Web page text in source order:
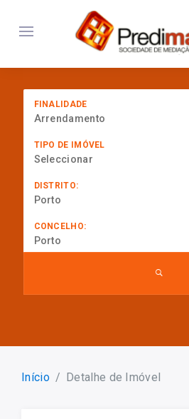
FINALIDADE
Arrendamento
TIPO DE IMÓVEL
Seleccionar
DISTRITO:
Porto
CONCELHO:
Porto
Início Detalhe de Imóvel